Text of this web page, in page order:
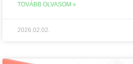
TOVÁBB OLVASOM »
2026.02.02.